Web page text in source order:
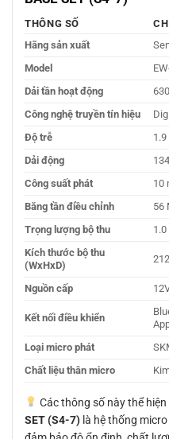
THÔNG SỐ
Hãng sản xuất
Model
Dải tần hoạt động
Công nghệ truyền tín hiệu
Độ trễ
Dải động
Công suất phát
10
Băng tần điều chỉnh
56
Trọng lượng bộ thu
Kích thước bộ thu
(WxHxD)
Nguồn cấp
Kết nối điều khiển
Loại micro phát
Chất liệu thân micro
Các thông số này thể hiện
SET (S4-7) là hệ thống